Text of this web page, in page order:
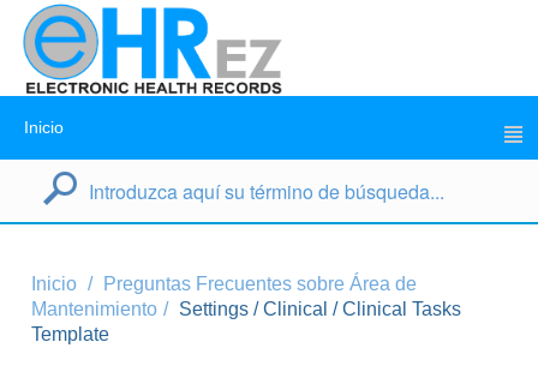
Inicio
Inicio
Preguntas Frecuentes sobre Área de
Mantenimiento
Settings / Clinical / Clinical Tasks
Template